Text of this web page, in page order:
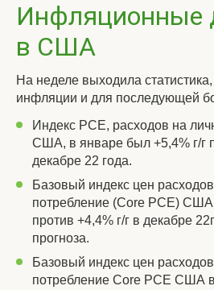
Инфляционные
в США
На неделе выходила
инфляции и для последующей
Индекс PCE, расходов на
США, в январе был +5,4% г/г
декабре 22 года.
Базовый индекс цен
потребление (Core PCE) США
против +4,4% г/г в декабре
прогноза.
Базовый индекс цен
потребление Core PCE США